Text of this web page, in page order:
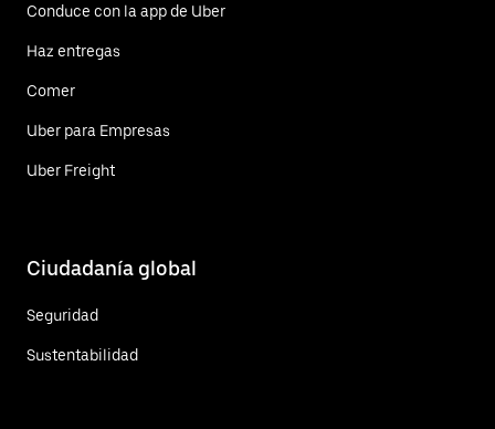
Conduce con la app de Uber
Haz entregas
Comer
Uber para Empresas
Uber Freight
Ciudadanía global
Seguridad
Sustentabilidad